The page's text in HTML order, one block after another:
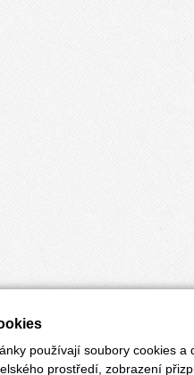
používají soubory cookies
prostředí, zobrazení